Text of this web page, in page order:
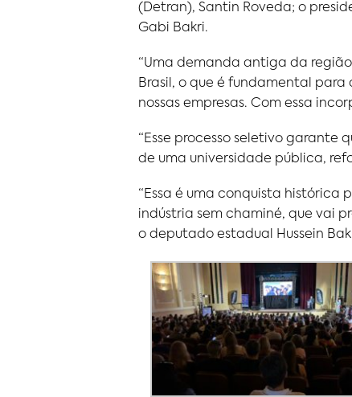
(Detran), Santin Roveda; o
Gabi Bakri.
“Uma demanda antiga da
Brasil, o que é fundamental
nossas empresas. Com essa
“Esse processo seletivo
de uma universidade pública,
“Essa é uma conquista histórica
indústria sem chaminé, que vai
o deputado estadual Hussein